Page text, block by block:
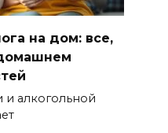
на дом: все,
алкогольной